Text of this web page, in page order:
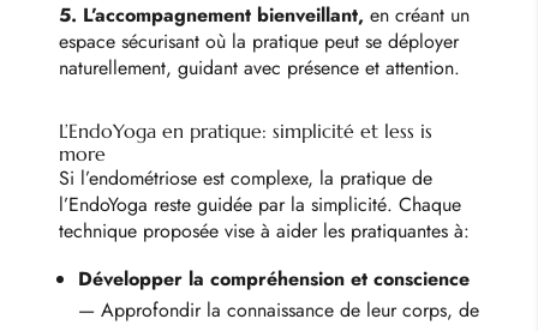
5. L’accompagnement bienveillant, en créant un
espace sécurisant où la pratique peut se déployer
naturellement, guidant avec présence et attention.
L’EndoYoga en pratique: simplicité et less is
more
Si l’endométriose est complexe, la pratique de
l’EndoYoga reste guidée par la simplicité. Chaque
technique proposée vise à aider les pratiquantes à:
Développer la compréhension et conscience
— Approfondir la connaissance de leur corps, de